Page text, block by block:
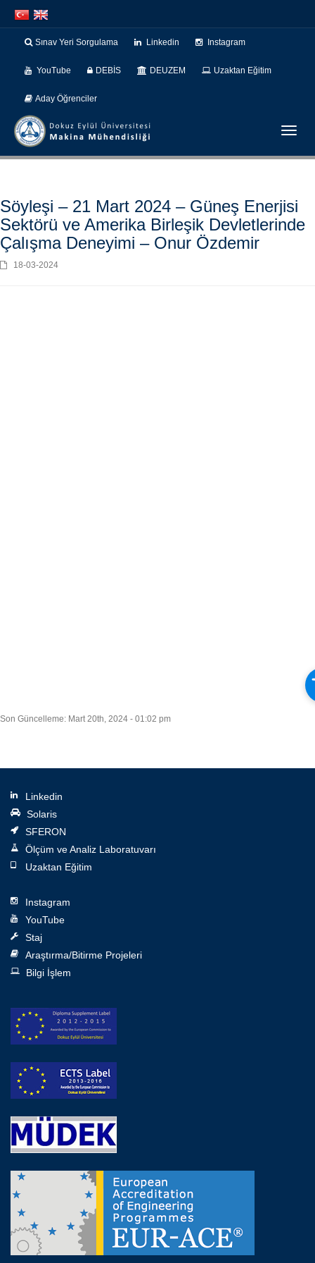
atla
atla
Sınav Yeri Sorgulama Linkedin Instagram
YouTube DEBİS DEUZEM Uzaktan Eğitim
Aday Öğrenciler
Söyleşi – 21 Mart 2024 – Güneş Enerjisi
Sektörü ve Amerika Birleşik Devletlerinde
Çalışma Deneyimi – Onur Özdemir
18-03-2024
Son Güncelleme: Mart 20th, 2024 - 01:02 pm
Linkedin
Solaris
SFERON
Ölçüm ve Analiz Laboratuvarı
Uzaktan Eğitim
Instagram
YouTube
Staj
Araştırma/Bitirme Projeleri
Bilgi İşlem